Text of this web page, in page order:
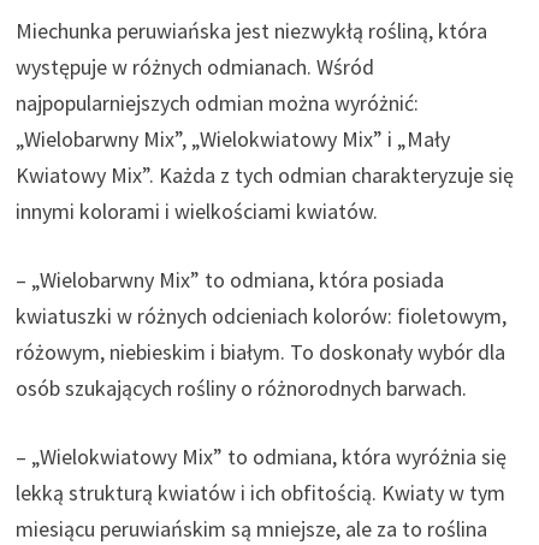
Miechunka peruwiańska jest niezwykłą rośliną, która
występuje w różnych odmianach. Wśród
najpopularniejszych odmian można wyróżnić:
„Wielobarwny Mix”, „Wielokwiatowy Mix” i „Mały
Kwiatowy Mix”. Każda z tych odmian charakteryzuje się
innymi kolorami i wielkościami kwiatów.
– „Wielobarwny Mix” to odmiana, która posiada
kwiatuszki w różnych odcieniach kolorów: fioletowym,
różowym, niebieskim i białym. To doskonały wybór dla
osób szukających rośliny o różnorodnych barwach.
– „Wielokwiatowy Mix” to odmiana, która wyróżnia się
lekką strukturą kwiatów i ich obfitością. Kwiaty w tym
miesiącu peruwiańskim są mniejsze, ale za to roślina